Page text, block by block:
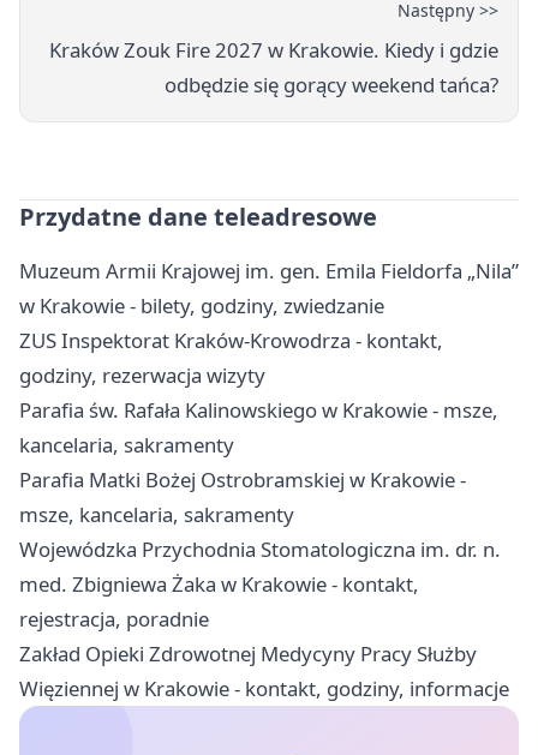
Następny >>
Kraków Zouk Fire 2027 w Krakowie. Kiedy i gdzie
odbędzie się gorący weekend tańca?
Przydatne dane teleadresowe
Muzeum Armii Krajowej im. gen. Emila Fieldorfa „Nila”
w Krakowie - bilety, godziny, zwiedzanie
ZUS Inspektorat Kraków-Krowodrza - kontakt,
godziny, rezerwacja wizyty
Parafia św. Rafała Kalinowskiego w Krakowie - msze,
kancelaria, sakramenty
Parafia Matki Bożej Ostrobramskiej w Krakowie -
msze, kancelaria, sakramenty
Wojewódzka Przychodnia Stomatologiczna im. dr. n.
med. Zbigniewa Żaka w Krakowie - kontakt,
rejestracja, poradnie
Zakład Opieki Zdrowotnej Medycyny Pracy Służby
Więziennej w Krakowie - kontakt, godziny, informacje